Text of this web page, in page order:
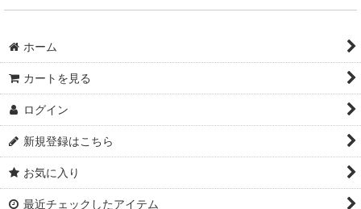
ホーム
カートを見る
ログイン
新規登録はこちら
お気に入り
最近チェックしたアイテム